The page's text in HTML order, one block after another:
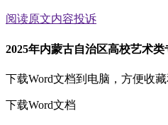
阅读原文内容投诉
2025年内蒙古自治区高校艺术
下载Word文档到电脑，方便收
下载Word文档